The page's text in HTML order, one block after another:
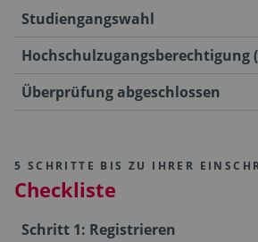
Studiengangswahl
Hochschulzugangsberechtigung
Überprüfung abgeschlossen
5 SCHRITTE BIS ZU IHRER
Checkliste
Schritt 1: Registrieren